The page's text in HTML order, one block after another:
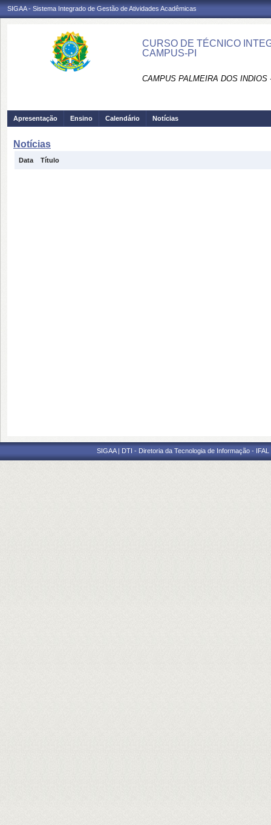
SIGAA - Sistema Integrado de Gestão de Atividades Acadêmicas
CURSO DE TÉCNICO
CAMPUS-PI
CAMPUS PALMEIRA DOS INDIOS
Apresentação Ensino Calendário Notícias
Notícias
Data Título
SIGAA | DTI - Diretoria da Tecnologia de Informação -